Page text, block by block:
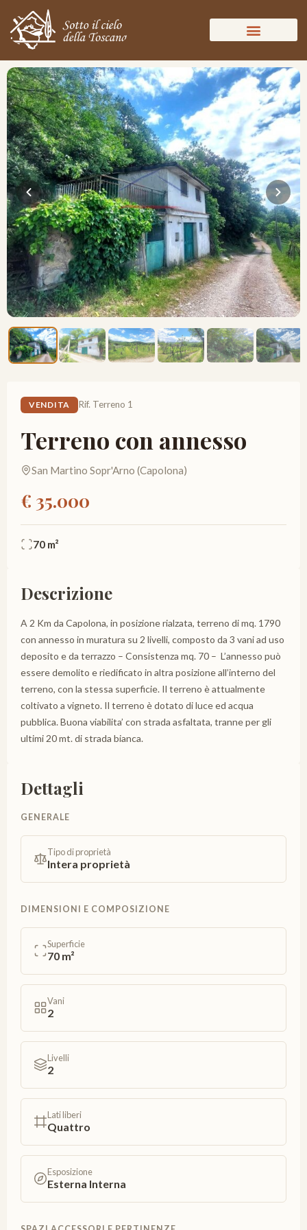
VENDITA Rif. Terreno 1
Terreno con annesso
San Martino Sopr'Arno (Capolona)
€ 35.000
70 m²
Descrizione
A 2 Km da Capolona, in posizione rialzata, terreno di mq. 1790
con annesso in muratura su 2 livelli, composto da 3 vani ad uso
deposito e da terrazzo – Consistenza mq. 70 – L’annesso può
essere demolito e riedificato in altra posizione all’interno del
terreno, con la stessa superficie. Il terreno è attualmente
coltivato a vigneto. Il terreno è dotato di luce ed acqua
pubblica. Buona viabilita’ con strada asfaltata, tranne per gli
ultimi 20 mt. di strada bianca.
Dettagli
GENERALE
Tipo di proprietà
Intera proprietà
DIMENSIONI E COMPOSIZIONE
Superficie
70 m²
Vani
2
Livelli
2
Lati liberi
Quattro
Esposizione
Esterna Interna